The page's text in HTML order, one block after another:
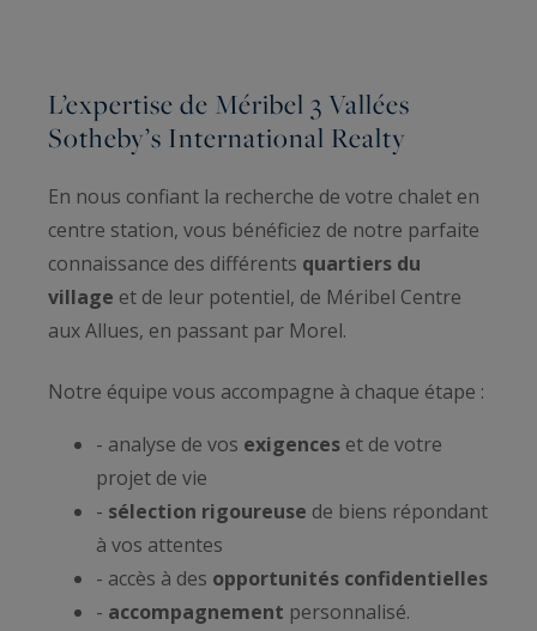
L’expertise de Méribel 3 Vallées
Sotheby’s International Realty
En nous confiant la recherche de votre chalet en
centre station, vous bénéficiez de notre parfaite
connaissance des différents quartiers du
village et de leur potentiel, de Méribel Centre
aux Allues, en passant par Morel.
Notre équipe vous accompagne à chaque étape :
- analyse de vos exigences et de votre
projet de vie
- sélection rigoureuse de biens répondant
à vos attentes
- accès à des opportunités confidentielles
- accompagnement personnalisé.